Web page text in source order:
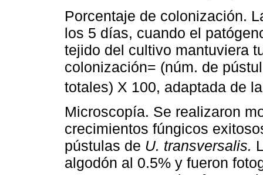
Porcentaje de colonización.
los 5 días, cuando el
tejido del cultivo mantuviera
colonización= (núm. de
totales) X 100, adaptada de
Microscopía. Se realizaron
crecimientos fúngicos
pústulas de U. transversalis.
algodón al 0.5% y fueron